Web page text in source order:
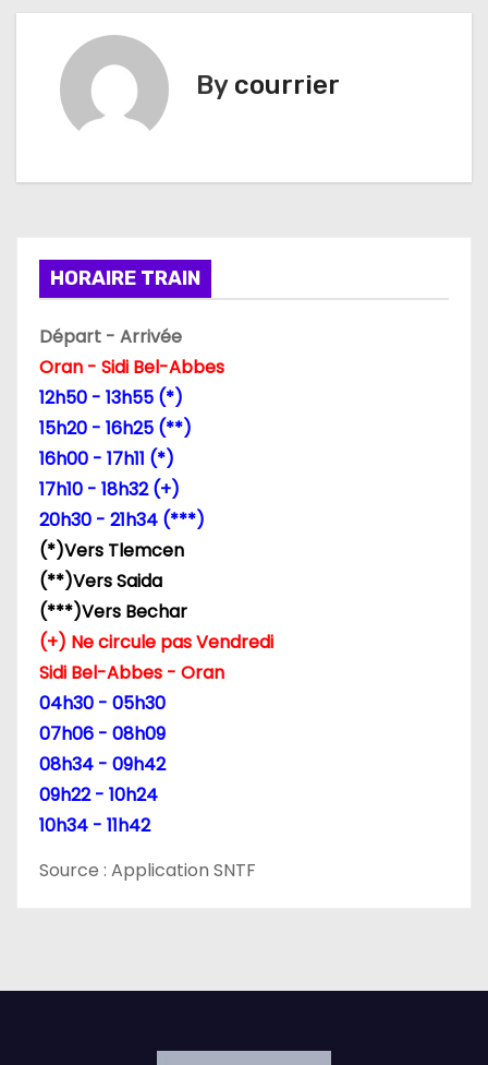
a
o
n
d
e
a
r
t
c
e
By courrier
HORAIRE TRAIN
Départ - Arrivée
Oran - Sidi Bel-Abbes
12h50 - 13h55 (*)
15h20 - 16h25 (**)
16h00 - 17h11 (*)
17h10 - 18h32 (+)
20h30 - 21h34 (***)
(*)Vers Tlemcen
(**)Vers Saida
(***)Vers Bechar
(+) Ne circule pas Vendredi
Sidi Bel-Abbes - Oran
04h30 - 05h30
07h06 - 08h09
08h34 - 09h42
09h22 - 10h24
10h34 - 11h42
Source : Application SNTF